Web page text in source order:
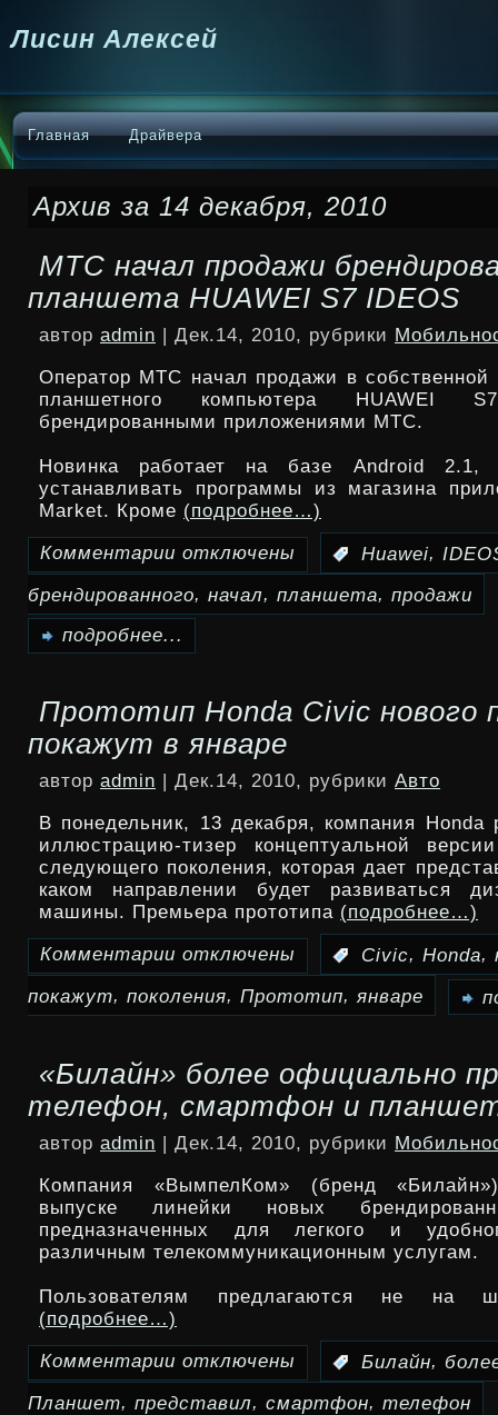
Лисин Алексей
Главная Драйвера
Архив за 14 декабря, 2010
МТС начал продажи
планшета HUAWEI S7 IDEOS
автор admin | Дек.14, 2010, рубрики
Оператор МТС начал продажи в собственной
планшетного компьютера
брендированными приложениями МТС.
Новинка работает на базе Android 2.1,
устанавливать программы из магазина
Market. Кроме (подробнее…)
Комментарии
записи
продажи
брендированного
планшета
HUAWEI
S7
IDEOS
отключены Huawei,
брендированного, начал, планшета, продажи
подробнее...
Прототип Honda Civic нового
покажут в январе
автор admin | Дек.14, 2010, рубрики Авто
В понедельник, 13 декабря, компания Honda
иллюстрацию-тизер концептуальной
следующего поколения, которая дает
каком направлении будет развиваться
машины. Премьера прототипа (подробнее…)
Комментарии
записи
Honda
Civic
нового
поколения
покажут
отключены Civic, Honda,
покажут, поколения, Прототип, январе
«Билайн» более официально
телефон, смартфон и
автор admin | Дек.14, 2010, рубрики
Компания «ВымпелКом» (бренд
выпуске линейки новых
предназначенных для легкого и
различным телекоммуникационным услугам.
Пользователям предлагаются не на
(подробнее…)
Комментарии
записи
отключены Билайн,
Планшет, представил, смартфон, телефон